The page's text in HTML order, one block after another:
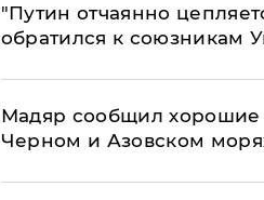
"Путин отчаянно
обратился к союзникам
Мадяр сообщил хорошие
Черном и Азовском